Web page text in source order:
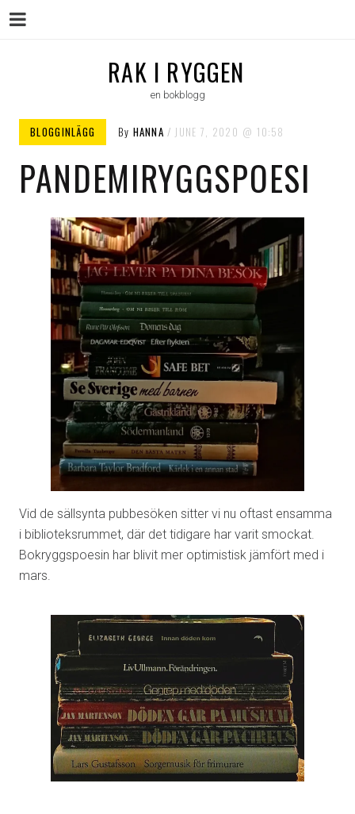
RAK I RYGGEN
en bokblogg
BLOGGINLÄGG By HANNA JUNE 7, 2020 10:58
PANDEMIRYGGSPOESI
Vid de sällsynta pubbesöken sitter vi nu oftast ensamma
i biblioteksrummet, där det tidigare har varit smockat.
Bokryggspoesin har blivit mer optimistisk jämfört med i
mars.
Menu